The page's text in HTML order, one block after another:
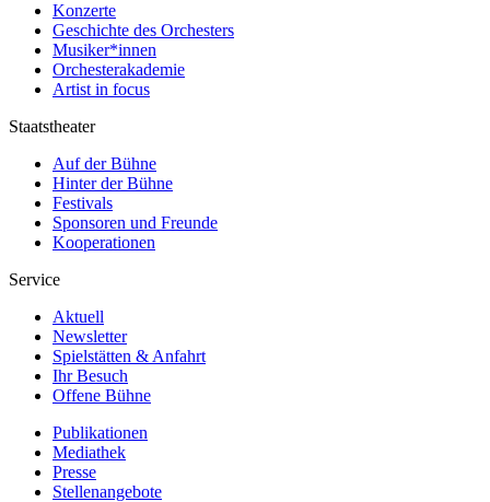
Konzerte
Geschichte des Orchesters
Musiker*innen
Orchesterakademie
Artist in focus
Staatstheater
Auf der Bühne
Hinter der Bühne
Festivals
Sponsoren und Freunde
Kooperationen
Service
Aktuell
Newsletter
Spielstätten & Anfahrt
Ihr Besuch
Offene Bühne
Publikationen
Mediathek
Presse
Stellenangebote